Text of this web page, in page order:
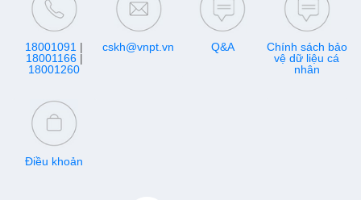
18001091 |
18001166|
18001260
cskh@vnpt.vn Q&A
Chính sách bảo
vệ dữ liệu cá
nhân
Điều khoản